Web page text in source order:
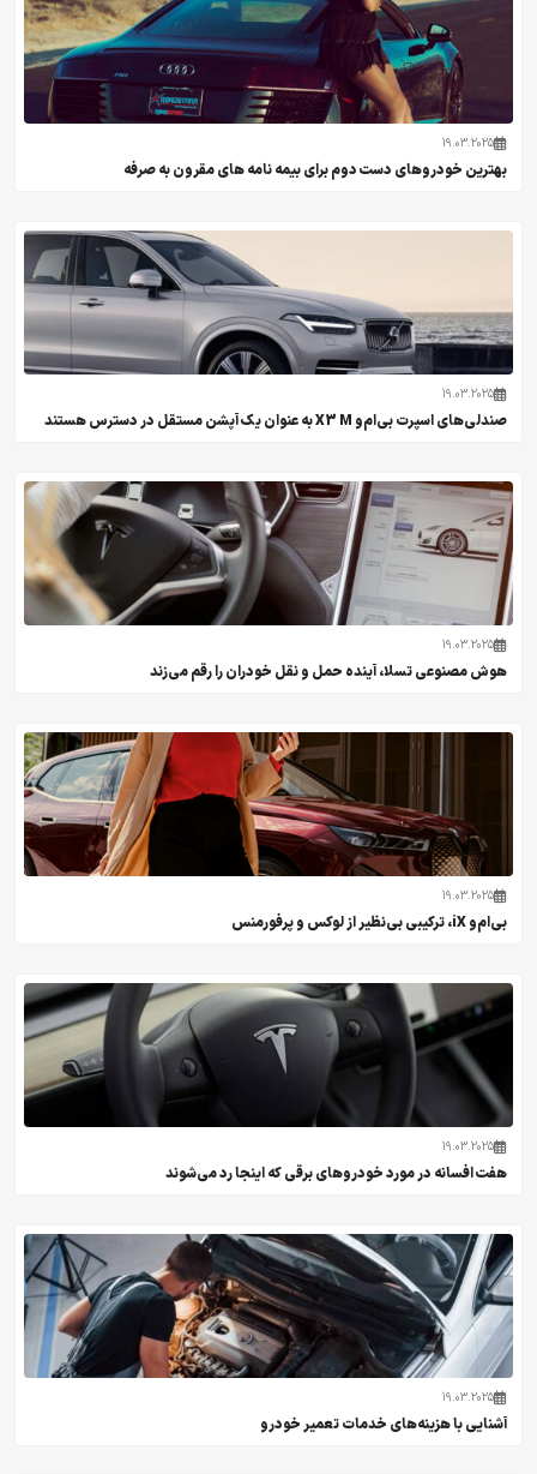
19.03.2025
بهترین خودروهای دست دوم برای بیمه نامه های مقرون به صرفه
19.03.2025
صندلی‌های اسپرت بی‌ام‌و X3 M به عنوان یک آپشن مستقل در دسترس هستند
19.03.2025
هوش مصنوعی تسلا، آینده حمل و نقل خودران را رقم می‌زند
19.03.2025
بی‌ام‌و iX، ترکیبی بی‌نظیر از لوکس و پرفورمنس
19.03.2025
هفت افسانه در مورد خودروهای برقی که اینجا رد می‌شوند
19.03.2025
آشنایی با هزینه‌های خدمات تعمیر خودرو